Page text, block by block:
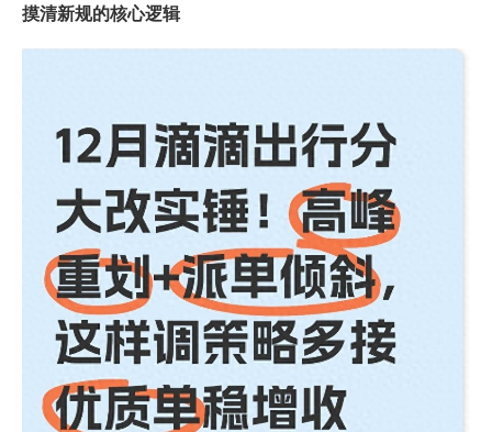
摸清新规的核心逻辑